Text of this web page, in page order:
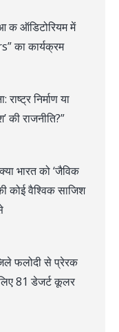
क ऑडिटोरियम में
का कार्यक्रम
राष्ट्र निर्माण या
की राजनीति?”
भारत को ‘जैविक
कोई वैश्विक साजिश
फलोदी से प्रेरक
81 डेजर्ट कूलर